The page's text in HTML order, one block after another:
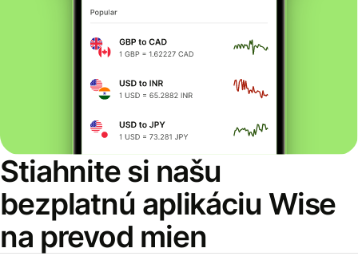
Stiahnite si našu
bezplatnú aplikáciu Wise
na prevod mien